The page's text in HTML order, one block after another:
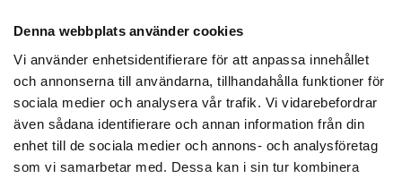
Denna webbplats använder cookies
Vi använder enhetsidentifierare för att anpassa innehållet
och annonserna till användarna, tillhandahålla funktioner för
sociala medier och analysera vår trafik. Vi vidarebefordrar
även sådana identifierare och annan information från din
enhet till de sociala medier och annons- och analysföretag
som vi samarbetar med. Dessa kan i sin tur kombinera
som är spår efter gasblåsor. Pimpsten bildas
Material:Pimpsten.
Artikelnummer:MJC-0005
Prenumerera
Genom att registrera dig godkänner du
att ta emot e-postmarknadsföring från oss.
Nej tack